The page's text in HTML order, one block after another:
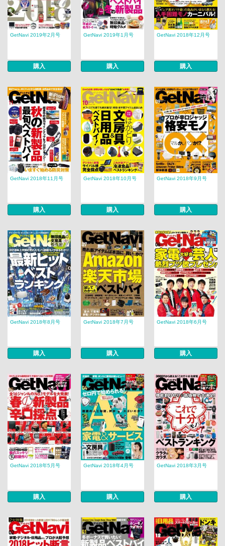
GetNavi 2019年2月号
購入
GetNavi 2019年1月号
購入
GetNavi 2018年12月号
購入
GetNavi 2018年11月号
購入
GetNavi 2018年10月号
購入
GetNavi 2018年9月号
購入
GetNavi 2018年8月号
購入
GetNavi 2018年7月号
購入
GetNavi 2018年6月号
購入
GetNavi 2018年5月号
購入
GetNavi 2018年4月号
購入
GetNavi 2018年3月号
購入